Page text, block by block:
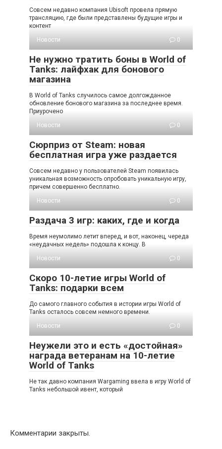
Совсем недавно компания Ubisoft провела прямую
трансляцию, где были представлены будущие игры и
контент
Новости
0
Не нужно тратить боны в World of
Tanks: лайфхак для бонового
магазина
В World of Tanks случилось самое долгожданное
обновление бонового магазина за последнее время.
Приурочено
Новости
0
Сюрприз от Steam: новая
бесплатная игра уже раздается
Совсем недавно у пользователей Steam появилась
уникальная возможность опробовать уникальную игру,
причем совершенно бесплатно.
Новости
0
Раздача 3 игр: каких, где и когда
Время неумолимо летит вперед, и вот, наконец, череда
«неудачных недель» подошла к концу. В
Новости
0
Скоро 10-летие игры World of
Tanks: подарки всем
До самого главного события в истории игры World of
Tanks осталось совсем немного времени.
Новости
0
Неужели это и есть «достойная»
награда ветеранам на 10-летие
World of Tanks
Не так давно компания Wargaming ввела в игру World of
Tanks небольшой ивент, который
Комментарии закрыты.